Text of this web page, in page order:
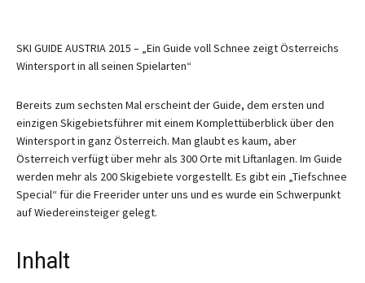
SKI GUIDE AUSTRIA 2015 – „Ein Guide voll Schnee zeigt Österreichs
Wintersport in all seinen Spielarten“
Bereits zum sechsten Mal erscheint der Guide, dem ersten und
einzigen Skigebietsführer mit einem Komplettüberblick über den
Wintersport in ganz Österreich. Man glaubt es kaum, aber
Österreich verfügt über mehr als 300 Orte mit Liftanlagen. Im Guide
werden mehr als 200 Skigebiete vorgestellt. Es gibt ein „Tiefschnee
Special“ für die Freerider unter uns und es wurde ein Schwerpunkt
auf Wiedereinsteiger gelegt.
Inhalt